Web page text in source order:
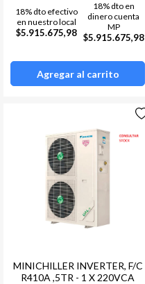
18% dto efectivo
en nuestro local
$5.915.675,98
18% dto en
dinero cuenta
MP
$5.915.675,98
Agregar al carrito
MINICHILLER INVERTER, F/C
R410A ,5TR - 1 X 220VCA